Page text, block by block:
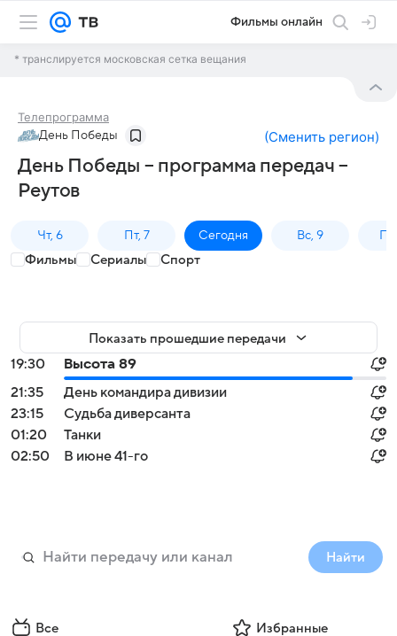
Фильмы онлайн
* транслируется московская сетка вещания
Телепрограмма
День Победы (Сменить регион)
День Победы – программа передач –
Реутов
Чт, 6 Пт, 7 Сегодня Вс, 9
Фильмы Сериалы Спорт
Показать прошедшие передачи
19:30
Высота 89
21:35
День командира дивизии
23:15
Судьба диверсанта
01:20
Танки
02:50
В июне 41-го
Найти
Все Избранные